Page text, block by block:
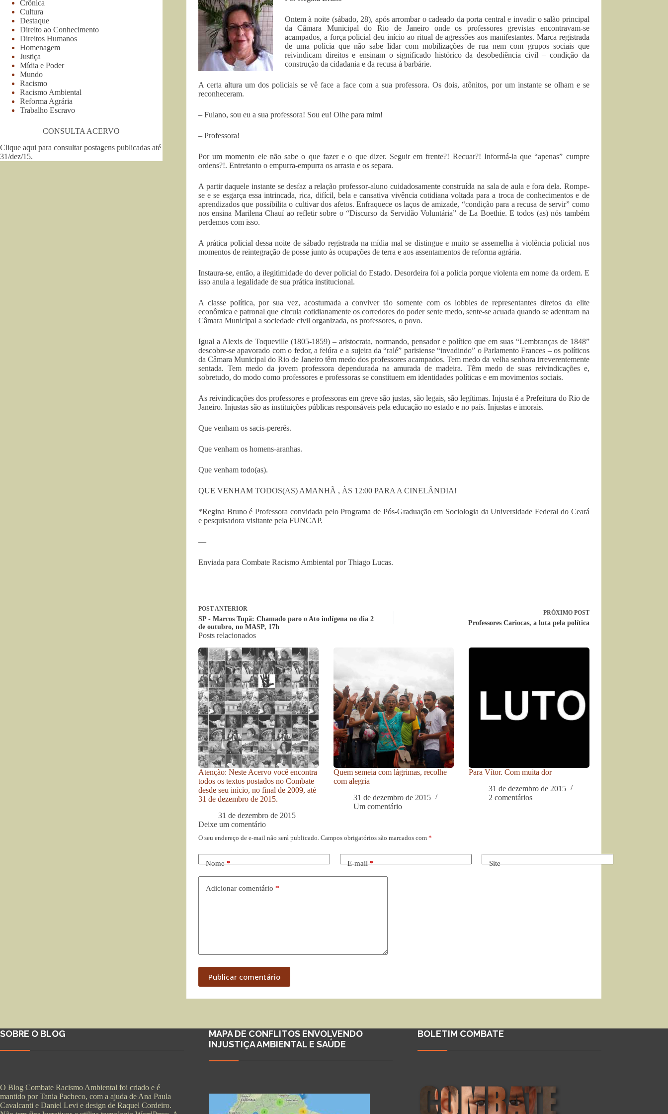
Ontem à noite (sábado, 28), após arrombar o cadeado da porta central e invadir o salão principal
da Câmara Municipal do Rio de Janeiro onde os professores grevistas encontravam-se
acampados, a força policial deu início ao ritual de agressões aos manifestantes. Marca registrada
de uma polícia que não sabe lidar com mobilizações de rua nem com grupos sociais que
reivindicam direitos e ensinam o significado histórico da desobediência civil – condição da
construção da cidadania e da recusa à barbárie.
A certa altura um dos policiais se vê face a face com a sua professora. Os dois, atônitos, por um instante se olham e se
reconheceram.
– Fulano, sou eu a sua professora! Sou eu! Olhe para mim!
– Professora!
Por um momento ele não sabe o que fazer e o que dizer. Seguir em frente?! Recuar?! Informá-la que “apenas” cumpre
ordens?!. Entretanto o empurra-empurra os arrasta e os separa.
A partir daquele instante se desfaz a relação professor-aluno cuidadosamente construída na sala de aula e fora dela. Rompe-
se e se esgarça essa intrincada, rica, difícil, bela e cansativa vivência cotidiana voltada para a troca de conhecimentos e de
aprendizados que possibilita o cultivar dos afetos. Enfraquece os laços de amizade, “condição para a recusa de servir” como
nos ensina Marilena Chauí ao refletir sobre o “Discurso da Servidão Voluntária” de La Boethie. E todos (as) nós também
perdemos com isso.
A prática policial dessa noite de sábado registrada na mídia mal se distingue e muito se assemelha à violência policial nos
momentos de reintegração de posse junto às ocupações de terra e aos assentamentos de reforma agrária.
Instaura-se, então, a ilegitimidade do dever policial do Estado. Desordeira foi a policia porque violenta em nome da ordem. E
isso anula a legalidade de sua prática institucional.
A classe política, por sua vez, acostumada a conviver tão somente com os lobbies de representantes diretos da elite
econômica e patronal que circula cotidianamente os corredores do poder sente medo, sente-se acuada quando se adentram na
Câmara Municipal a sociedade civil organizada, os professores, o povo.
Igual a Alexis de Toqueville (1805-1859) – aristocrata, normando, pensador e político que em suas “Lembranças de 1848”
descobre-se apavorado com o fedor, a feiúra e a sujeira da “ralé” parisiense “invadindo” o Parlamento Frances – os políticos
da Câmara Municipal do Rio de Janeiro têm medo dos professores acampados. Tem medo da velha senhora irreverentemente
sentada. Tem medo da jovem professora dependurada na amurada de madeira. Têm medo de suas reivindicações e,
sobretudo, do modo como professores e professoras se constituem em identidades políticas e em movimentos sociais.
As reivindicações dos professores e professoras em greve são justas, são legais, são legítimas. Injusta é a Prefeitura do Rio de
Janeiro. Injustas são as instituições públicas responsáveis pela educação no estado e no país. Injustas e imorais.
Que venham os sacis-pererês.
Que venham os homens-aranhas.
Que venham todo(as).
QUE VENHAM TODOS(AS) AMANHÃ , ÀS 12:00 PARA A CINELÂNDIA!
*Regina Bruno é Professora convidada pelo Programa de Pós-Graduação em Sociologia da Universidade Federal do Ceará
e pesquisadora visitante pela FUNCAP.
—
Enviada para Combate Racismo Ambiental por Thiago Lucas.
POSTANTERIOR
SP - Marcos Tupã: Chamado paro o Ato indígena no dia 2
de outubro, no MASP, 17h
PRÓXIMO POST
Professores Cariocas, a luta pela política
Posts relacionados
Atenção: Neste Acervo você encontra
todos os textos postados no Combate
desde seu início, no final de 2009, até
31 de dezembro de 2015.
31 de dezembro de 2015
Quem semeia com lágrimas, recolhe
com alegria
31 de dezembro de 2015
Um comentário
Para Vítor. Com muita dor
31 de dezembro de 2015
2 comentários
Deixe um comentário
O seu endereço de e-mail não será publicado. Campos obrigatórios são marcados com *
Nome* E-mail* Site
Adicionar comentário *
Publicar comentário
Crônica
Cultura
Destaque
Direito ao Conhecimento
Direitos Humanos
Homenagem
Justiça
Mídia e Poder
Mundo
Racismo
Racismo Ambiental
Reforma Agrária
Trabalho Escravo
CONSULTA ACERVO
Clique aqui para consultar postagens publicadas até
31/dez/15.
SOBRE O BLOG
O Blog Combate Racismo Ambiental foi criado e é
mantido por Tania Pacheco, com a ajuda de Ana Paula
Cavalcanti e Daniel Levi e design de Raquel Cordeiro.
MAPA DE CONFLITOS ENVOLVENDO
INJUSTIÇA AMBIENTAL E SAÚDE
BOLETIM COMBATE